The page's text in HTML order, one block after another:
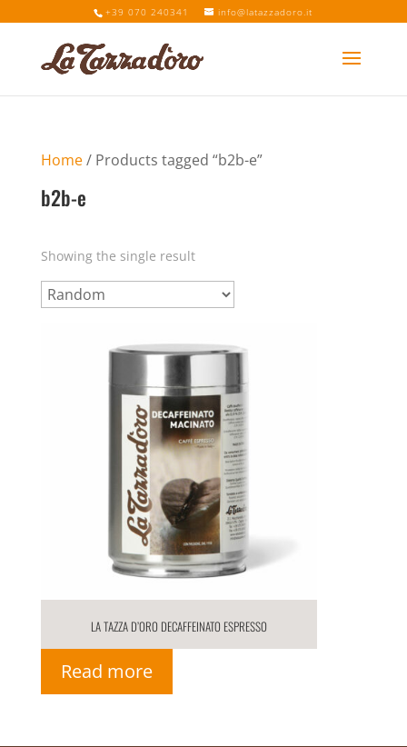
+39 070 240341 info@latazzadoro.it
Home/ Products tagged “b2b-e”
b2b-e
Showing the single result
La Tazza d’oro Decaffeinato Espresso
Read more